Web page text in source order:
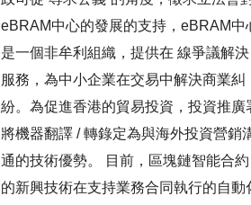
eBRAM中心的發展的支持，eBRAM中
是一個非牟利組織，提供在 線爭議解決
服務，為中小企業在交易中解決商業糾
紛。為促進香港的貿易投資，投資推廣
將機器翻譯 / 轉錄定為與海外投資營銷
通的技術優勢。 目前，區塊鏈智能合約
的新興技術在支持業務合同執行的自動